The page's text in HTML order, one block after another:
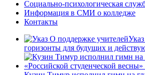
Социально-психологическая
Информация в СМИ о колледже
Контакты
горизонты для будущих и